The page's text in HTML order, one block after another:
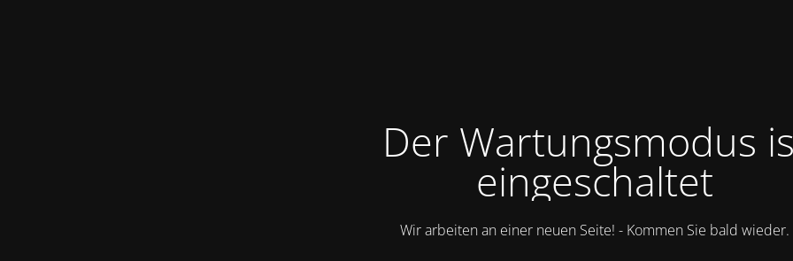
Der Wartungsmodus
eingeschaltet
Wir arbeiten an einer neuen Seite! - Kommen Sie bald wieder.